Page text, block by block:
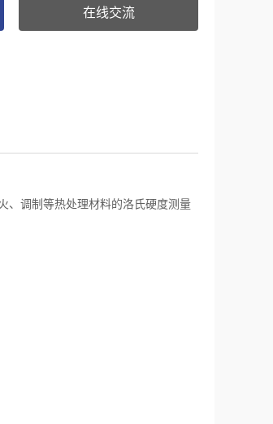
在线交流
、调制等热处理材料的洛氏硬度测量